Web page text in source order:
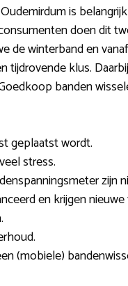
is
doen dit
de winterband en
tijdrovende klus.
banden
geplaatst wordt.
stress.
zijn
en krijgen
(mobiele)